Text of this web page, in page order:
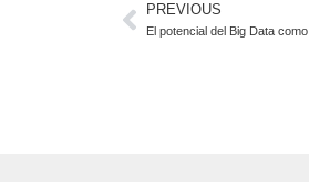
PREVIOUS
El potencial del Big Data